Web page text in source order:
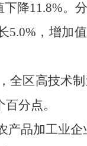
下降11.8%。
5.0% ，增加
全区高技术
百分点。
产品加工业企